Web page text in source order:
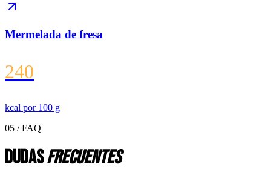
Mermelada de fresa
240
kcal por 100 g
05 / FAQ
Dudasfrecuentes